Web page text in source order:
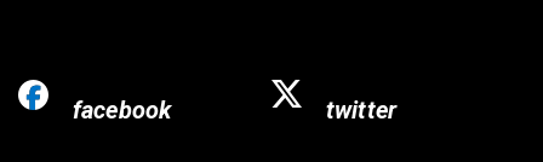
facebook twitter